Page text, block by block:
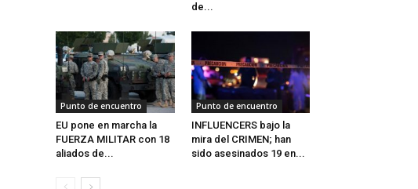
de...
Punto de encuentro
EU pone en marcha la
FUERZA MILITAR con 18
aliados de...
Punto de encuentro
INFLUENCERS bajo la
mira del CRIMEN; han
sido asesinados 19 en...